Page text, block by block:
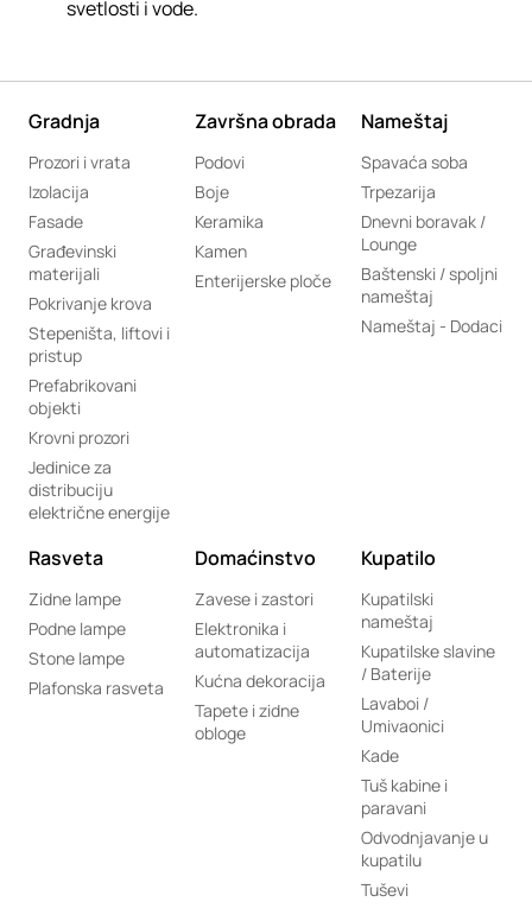
svetlosti i vode.
Gradnja
Prozori i vrata
Izolacija
Fasade
Građevinski
materijali
Pokrivanje krova
Stepeništa, liftovi i
pristup
Prefabrikovani
objekti
Krovni prozori
Jedinice za
distribuciju
električne energije
Završna obrada
Podovi
Boje
Keramika
Kamen
Enterijerske ploče
Nameštaj
Spavaća soba
Trpezarija
Dnevni boravak /
Lounge
Baštenski / spoljni
nameštaj
Nameštaj - Dodaci
Rasveta
Zidne lampe
Podne lampe
Stone lampe
Plafonska rasveta
Domaćinstvo
Zavese i zastori
Elektronika i
automatizacija
Kućna dekoracija
Tapete i zidne
obloge
Kupatilo
Kupatilski
nameštaj
Kupatilske slavine
/ Baterije
Lavaboi /
Umivaonici
Kade
Tuš kabine i
paravani
Odvodnjavanje u
kupatilu
Tuševi